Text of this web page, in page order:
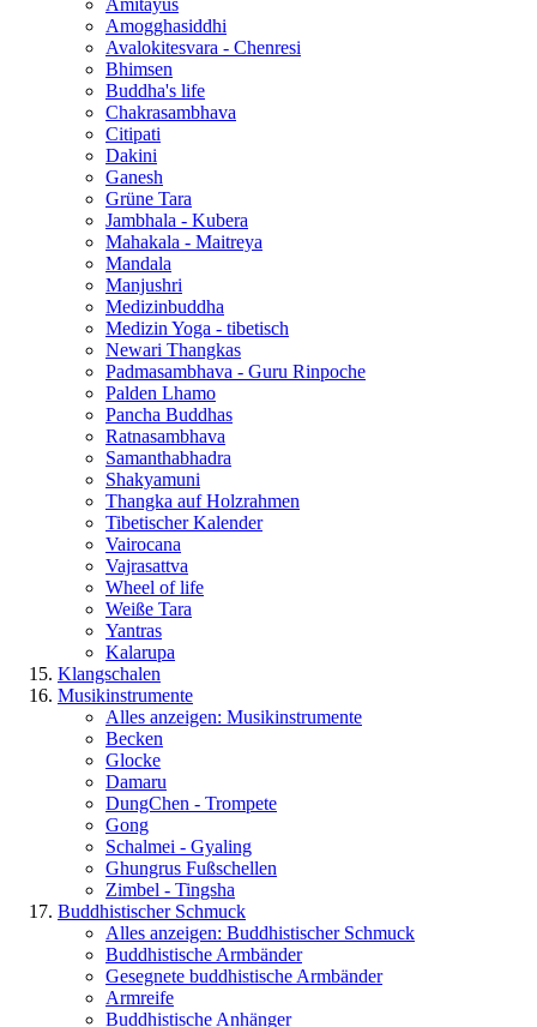
Amitayus
Amogghasiddhi
Avalokitesvara - Chenresi
Bhimsen
Buddha's life
Chakrasambhava
Citipati
Dakini
Ganesh
Grüne Tara
Jambhala - Kubera
Mahakala - Maitreya
Mandala
Manjushri
Medizinbuddha
Medizin Yoga - tibetisch
Newari Thangkas
Padmasambhava - Guru Rinpoche
Palden Lhamo
Pancha Buddhas
Ratnasambhava
Samanthabhadra
Shakyamuni
Thangka auf Holzrahmen
Tibetischer Kalender
Vairocana
Vajrasattva
Wheel of life
Weiße Tara
Yantras
Kalarupa
Klangschalen
Musikinstrumente
Alles anzeigen: Musikinstrumente
Becken
Glocke
Damaru
DungChen - Trompete
Gong
Schalmei - Gyaling
Ghungrus Fußschellen
Zimbel - Tingsha
Buddhistischer Schmuck
Alles anzeigen: Buddhistischer Schmuck
Buddhistische Armbänder
Gesegnete buddhistische Armbänder
Armreife
Buddhistische Anhänger